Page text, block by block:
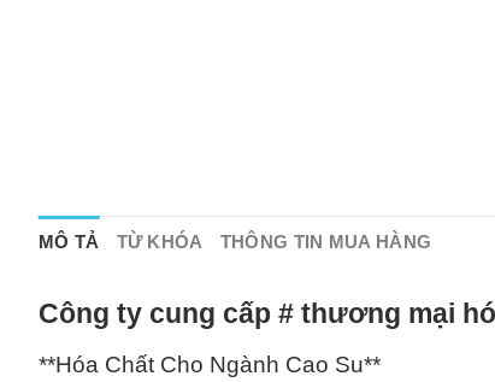
MÔ TẢ TỪ KHÓA THÔNG TIN MUA HÀNG
Công ty cung cấp # thương mại
**Hóa Chất Cho Ngành Cao Su**